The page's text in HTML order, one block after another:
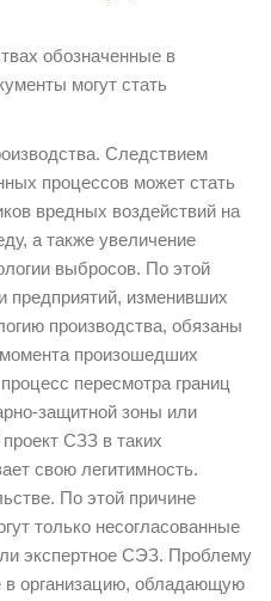
обозначенные в
могут стать
Следствием
процессов может стать
вредных воздействий на
а также увеличение
выбросов. По этой
предприятий, изменивших
производства, обязаны
произошедших
пересмотра границ
защитной зоны или
СЗЗ в таких
свою легитимность.
По этой причине
только несогласованные
экспертное СЭЗ. Проблему
в организацию, обладающую